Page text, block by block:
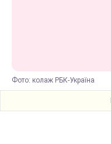
Фото: колаж РБК-Україна